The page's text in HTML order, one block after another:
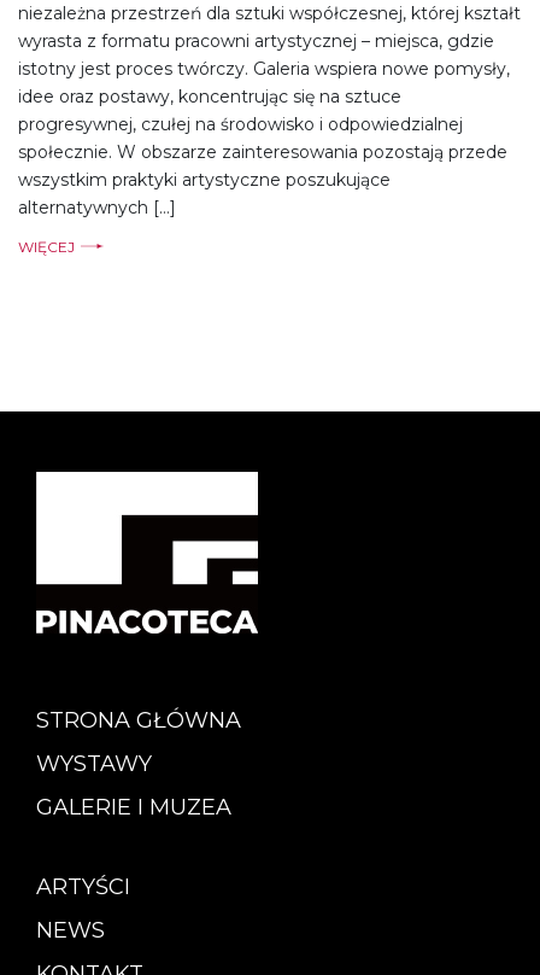
niezależna przestrzeń dla sztuki współczesnej, której kształt
wyrasta z formatu pracowni artystycznej – miejsca, gdzie
istotny jest proces twórczy. Galeria wspiera nowe pomysły,
idee oraz postawy, koncentrując się na sztuce
progresywnej, czułej na środowisko i odpowiedzialnej
społecznie. W obszarze zainteresowania pozostają przede
wszystkim praktyki artystyczne poszukujące
alternatywnych […]
WIĘCEJ
STRONA GŁÓWNA
WYSTAWY
GALERIE I MUZEA
ARTYŚCI
NEWS